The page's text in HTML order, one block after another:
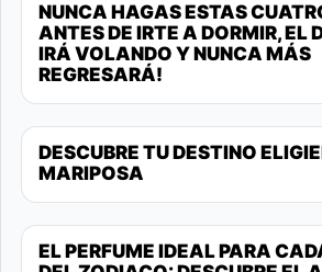
NUNCA HAGAS ESTAS
ANTES DE IRTE A DORMIR, EL
IRÁ VOLANDO Y NUNCA MÁS
REGRESARÁ!
DESCUBRE TU DESTINO
MARIPOSA
EL PERFUME IDEAL PARA